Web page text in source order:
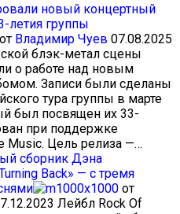
новый концертный
летия группы
от Владимир Чуев 07.08.2025
блэк-метал сцены
о работе над новым
Записи были сделаны
тура группы в марте
был посвящен их 33-
при поддержке
Music. Цель релиза —…
сборник Дэна
Back» — с тремя
от
Лейбл Rock Of